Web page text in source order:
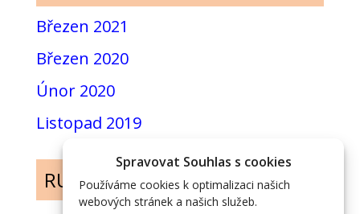
Spravovat Souhlas s cookies
Používáme cookies k optimalizaci našich
webových stránek a našich služeb.
Březen 2021
Březen 2020
Únor 2020
Listopad 2019
RUBRIKY